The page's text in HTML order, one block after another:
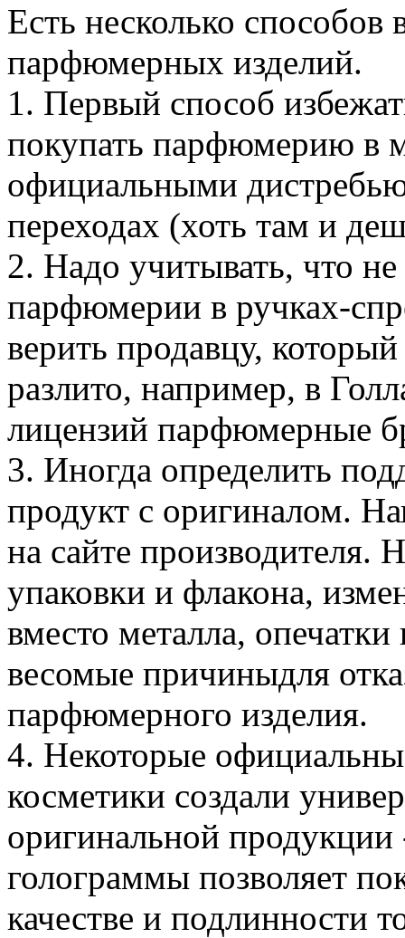
Есть несколько способов
парфюмерных изделий.
1. Первый способ
покупать парфюмерию в
официальными
переходах (хоть там и
2. Надо учитывать, что
парфюмерии в ручках-
верить продавцу,
разлито, например, в
лицензий парфюмерные
3. Иногда определить
продукт с оригиналом.
на сайте производителя.
упаковки и флакона,
вместо металла, опечатки
весомые причиныдля
парфюмерного изделия.
4. Некоторые
косметики создали
оригинальной
голограммы позволяет
качестве и подлинности